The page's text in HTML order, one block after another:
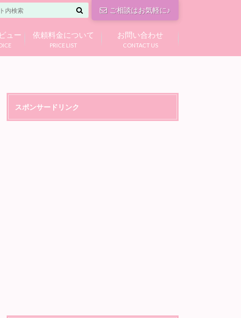
ご相談はお気軽に♪
ュー
PRICE LIST
依頼料金について
CONTACT US
お問い合わせ
スポンサードリンク